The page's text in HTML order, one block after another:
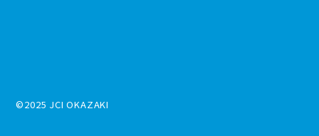
©2025 JCI OKAZAKI